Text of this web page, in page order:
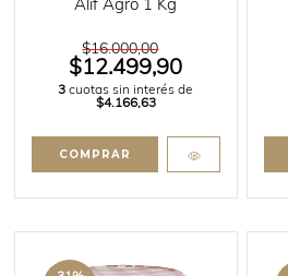
Alif Agro 1 Kg
$16.000,00
$12.499,90
3 cuotas sin interés de
$4.166,63